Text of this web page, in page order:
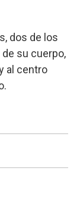
dos de los
su cuerpo,
al centro